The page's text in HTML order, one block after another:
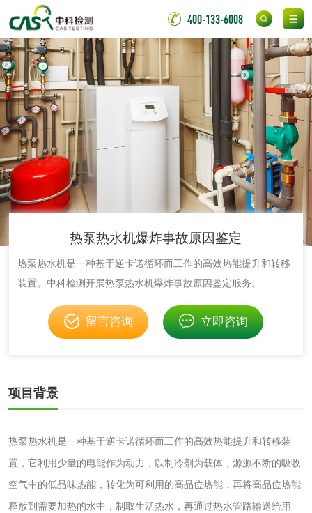
400-133-6008
热泵热水机爆炸事故原因鉴定
热泵热水机是一种基于逆卡诺循环而工作的高效热能提升和转移
装置。中科检测开展热泵热水机爆炸事故原因鉴定服务。
留言咨询 立即咨询
项目背景
热泵热水机是一种基于逆卡诺循环而工作的高效热能提升和转移装
置，它利用少量的电能作为动力，以制冷剂为载体，源源不断的吸收
空气中的低品味热能，转化为可利用的高品位热能，再将高品位热能
释放到需要加热的水中，制取生活热水，再通过热水管路输送给用
水处理剂
水处理药剂检测 聚丙烯酰胺检测
铝酸钙检测 三氯异氰尿酸检测
磷酸二氢铵检测 缓蚀阻垢剂检测
活性炭
脱硫脱硝活性炭检
煤质活性炭检测
检测
农药肥料